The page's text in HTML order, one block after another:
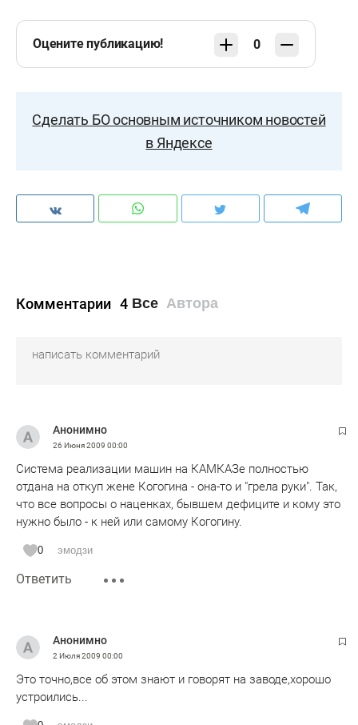
Оцените публикацию! 0
Сделать БО основным источником новостей
в Яндексе
Комментарии 4 Все Автора
Анонимно
26 Июня 2009 00:00
Система реализации машин на КАМКАЗе полностью
отдана на откуп жене Когогина - она-то и "грела руки". Так,
что все вопросы о наценках, бывшем дефиците и кому это
нужно было - к ней или самому Когогину.
0 эмодзи
Ответить
Анонимно
2 Июля 2009 00:00
Это точно,все об этом знают и говорят на заводе,хорошо
устроились...